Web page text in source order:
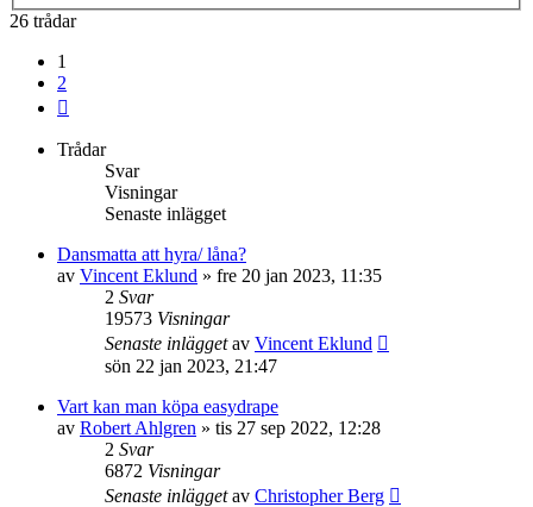
26 trådar
1
2
Trådar
Svar
Visningar
Senaste inlägget
Dansmatta att hyra/ låna?
av Vincent Eklund » fre 20 jan 2023, 11:35
2 Svar
19573 Visningar
Senaste inläggetav Vincent Eklund
sön 22 jan 2023, 21:47
Vart kan man köpa easydrape
av Robert Ahlgren » tis 27 sep 2022, 12:28
2 Svar
6872 Visningar
Senaste inläggetav Christopher Berg